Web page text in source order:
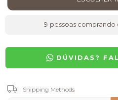
9 pessoas
DÚVIDAS?
Shipping for zipcode:
Shipping Methods